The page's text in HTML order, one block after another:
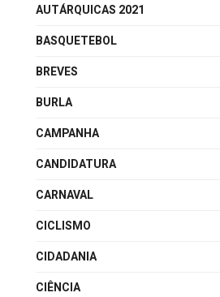
AUTÁRQUICAS 2021
BASQUETEBOL
BREVES
BURLA
CAMPANHA
CANDIDATURA
CARNAVAL
CICLISMO
CIDADANIA
CIÊNCIA